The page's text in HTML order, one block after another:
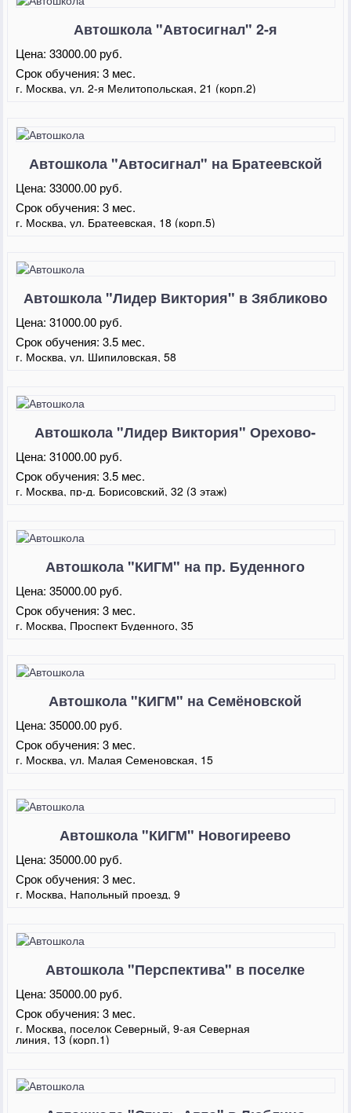
Автошкола "Автосигнал" 2-я
Мелитопольская
Цена:33000.00 руб.
Срок обучения:3 мес.
г. Москва, ул. 2-я Мелитопольская, 21 (корп.2)
Автошкола "Автосигнал" на Братеевской
Цена:33000.00 руб.
Срок обучения:3 мес.
г. Москва, ул. Братеевская, 18 (корп.5)
Автошкола "Лидер Виктория" в Зябликово
Цена:31000.00 руб.
Срок обучения:3.5 мес.
г. Москва, ул. Шипиловская, 58
Автошкола "Лидер Виктория" Орехово-
Борисово Северное
Цена:31000.00 руб.
Срок обучения:3.5 мес.
г. Москва, пр-д. Борисовский, 32 (3 этаж)
Автошкола "КИГМ" на пр. Буденного
Цена:35000.00 руб.
Срок обучения:3 мес.
г. Москва, Проспект Буденного, 35
Автошкола "КИГМ" на Семёновской
Цена:35000.00 руб.
Срок обучения:3 мес.
г. Москва, ул. Малая Семеновская, 15
Автошкола "КИГМ" Новогиреево
Цена:35000.00 руб.
Срок обучения:3 мес.
г. Москва, Напольный проезд, 9
Автошкола "Перспектива" в поселке
Цена:35000.00 руб.
Срок обучения:3 мес.
г. Москва, поселок Северный, 9-ая Северная
линия, 13 (корп.1)